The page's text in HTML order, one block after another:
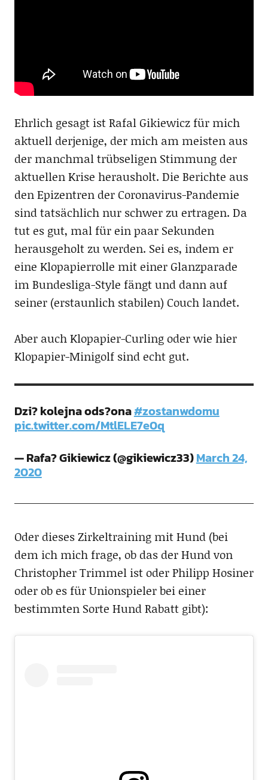
Ehrlich gesagt ist Rafal Gikiewicz für mich
aktuell derjenige, der mich am meisten aus
der manchmal trübseligen Stimmung der
aktuellen Krise herausholt. Die Berichte aus
den Epizentren der Coronavirus-Pandemie
sind tatsächlich nur schwer zu ertragen. Da
tut es gut, mal für ein paar Sekunden
herausgeholt zu werden. Sei es, indem er
eine Klopapierrolle mit einer Glanzparade
im Bundesliga-Style fängt und dann auf
seiner (erstaunlich stabilen) Couch landet.
Aber auch Klopapier-Curling oder wie hier
Klopapier-Minigolf sind echt gut.
Dzi? kolejna ods?ona#zostanwdomu
pic.twitter.com/MtlELE7e0q
— Rafa? Gikiewicz (@gikiewicz33)March 24,
2020
Oder dieses Zirkeltraining mit Hund (bei
dem ich mich frage, ob das der Hund von
Christopher Trimmel ist oder Philipp Hosiner
oder ob es für Unionspieler bei einer
bestimmten Sorte Hund Rabatt gibt):